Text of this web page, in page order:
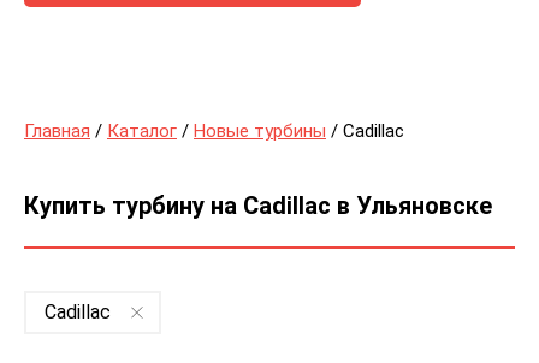
Главная / Каталог / Новые турбины / Cadillac
Купить турбину на Cadillac в Ульяновске
Cadillac